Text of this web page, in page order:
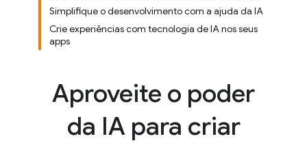
Simplifique o desenvolvimento com a ajuda da IA
Crie experiências com tecnologia de IA nos seus
apps
Aproveite o poder
da IA para criar